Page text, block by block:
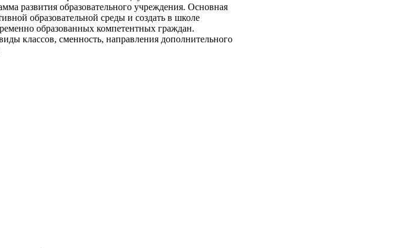
развития образовательного учреждения. Основная
образовательной среды и создать в школе
образованных компетентных граждан.
классов, сменность, направления дополнительного